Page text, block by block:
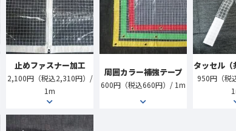
止めファスナー加工
2,100円（税込2,310円）/
1m
周囲カラー補強テープ
600円（税込660円）/ 1m
タッセル（
950円（税